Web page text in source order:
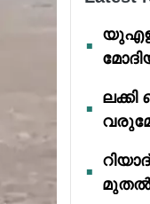
യുഎഇ
ലക്കി
മുതൽ